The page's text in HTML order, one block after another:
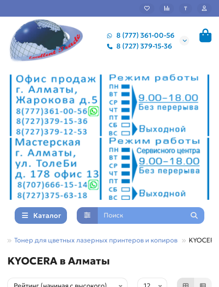
₸
8 (777) 361-00-56
8 (727) 379-15-36
Каталог
Тонер для цветных лазерных принтеров и копиров KYOCERA
KYOCERA в Алматы